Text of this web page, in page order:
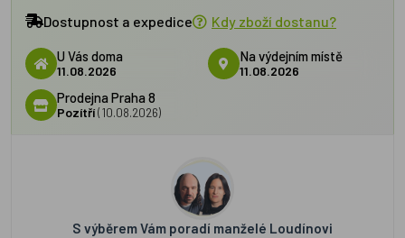
Dostupnost a expedice Kdy zboží dostanu?
U Vás doma
11.08.2026
Na výdejním místě
11.08.2026
Prodejna Praha 8
Pozítří(10.08.2026)
S výběrem Vám poradí manželé Loudínovi